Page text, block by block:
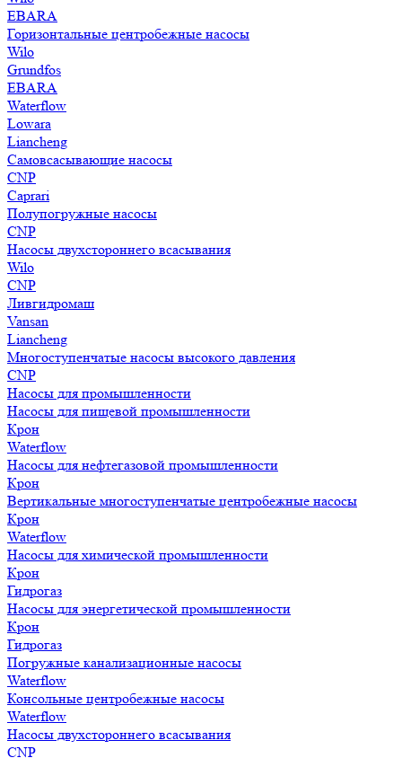
EBARA
Горизонтальные центробежные насосы
Wilo
Grundfos
EBARA
Waterflow
Lowara
Liancheng
Самовсасывающие насосы
CNP
Caprari
Полупогружные насосы
CNP
Насосы двухстороннего всасывания
Wilo
CNP
Ливгидромаш
Vansan
Liancheng
Многоступенчатые насосы высокого давления
CNP
Насосы для промышленности
Насосы для пищевой промышленности
Крон
Waterflow
Насосы для нефтегазовой промышленности
Крон
Вертикальные многоступенчатые центробежные насосы
Крон
Waterflow
Насосы для химической промышленности
Крон
Гидрогаз
Насосы для энергетической промышленности
Крон
Гидрогаз
Погружные канализационные насосы
Waterflow
Консольные центробежные насосы
Waterflow
Насосы двухстороннего всасывания
CNP